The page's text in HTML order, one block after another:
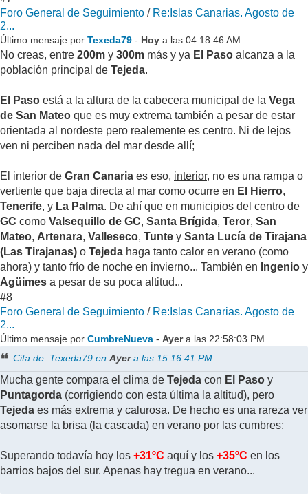
Foro General de Seguimiento / Re:Islas Canarias. Agosto de
2...
Último mensaje por Texeda79 - Hoy a las 04:18:46 AM
No creas, entre 200m y 300m más y ya El Paso alcanza a la
población principal de Tejeda.
El Paso está a la altura de la cabecera municipal de la Vega
de San Mateo que es muy extrema también a pesar de estar
orientada al nordeste pero realemente es centro. Ni de lejos
ven ni perciben nada del mar desde allí;
El interior de Gran Canaria es eso, interior, no es una rampa o
vertiente que baja directa al mar como ocurre en El Hierro,
Tenerife, y La Palma. De ahí que en municipios del centro de
GC como Valsequillo de GC, Santa Brígida, Teror, San
Mateo, Artenara, Valleseco, Tunte y Santa Lucía de Tirajana
(Las Tirajanas) o Tejeda haga tanto calor en verano (como
ahora) y tanto frío de noche en invierno... También en Ingenio y
Agüimes a pesar de su poca altitud...
#8
Foro General de Seguimiento / Re:Islas Canarias. Agosto de
2...
Último mensaje por CumbreNueva - Ayera las 22:58:03 PM
Cita de: Texeda79 enAyera las 15:16:41 PM
Mucha gente compara el clima de Tejeda con El Paso y
Puntagorda (corrigiendo con esta última la altitud), pero
Tejeda es más extrema y calurosa. De hecho es una rareza ver
asomarse la brisa (la cascada) en verano por las cumbres;
Superando todavía hoy los +31ºC aquí y los +35ºC en los
barrios bajos del sur. Apenas hay tregua en verano...